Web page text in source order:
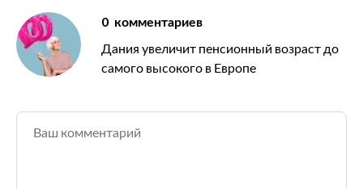
0 комментариев
Дания увеличит пенсионный возраст до
самого высокого в Европе